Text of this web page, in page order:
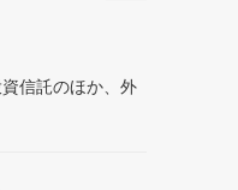
信託のほか、外